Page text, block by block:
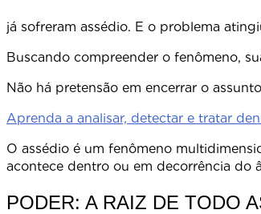
Já pela revista francesa
já sofreram assédio. E o problema
Buscando compreender o fenômeno,
Não há pretensão em encerrar o
Aprenda a analisar, detectar e tratar
O assédio é um fenômeno
acontece dentro ou em decorrência do
PODER: A RAIZ DE TODO